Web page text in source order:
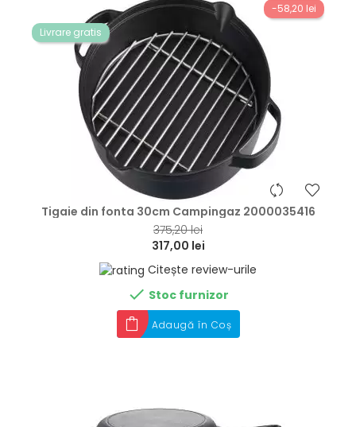
-58,20 lei
Livrare gratis
Tigaie din fonta 30cm Campingaz 2000035416
375,20 lei
317,00 lei
Citește review-urile
 Stoc furnizor
Adaugă în Coș